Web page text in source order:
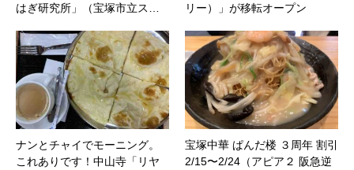
はぎ研究所」（宝塚市立ス…
リー）」が移転オープン
ナンとチャイでモーニング。
これありです！中山寺「リヤ
宝塚中華 ぱんだ楼 ３周年 割引
2/15〜2/24（アピア２ 阪急逆